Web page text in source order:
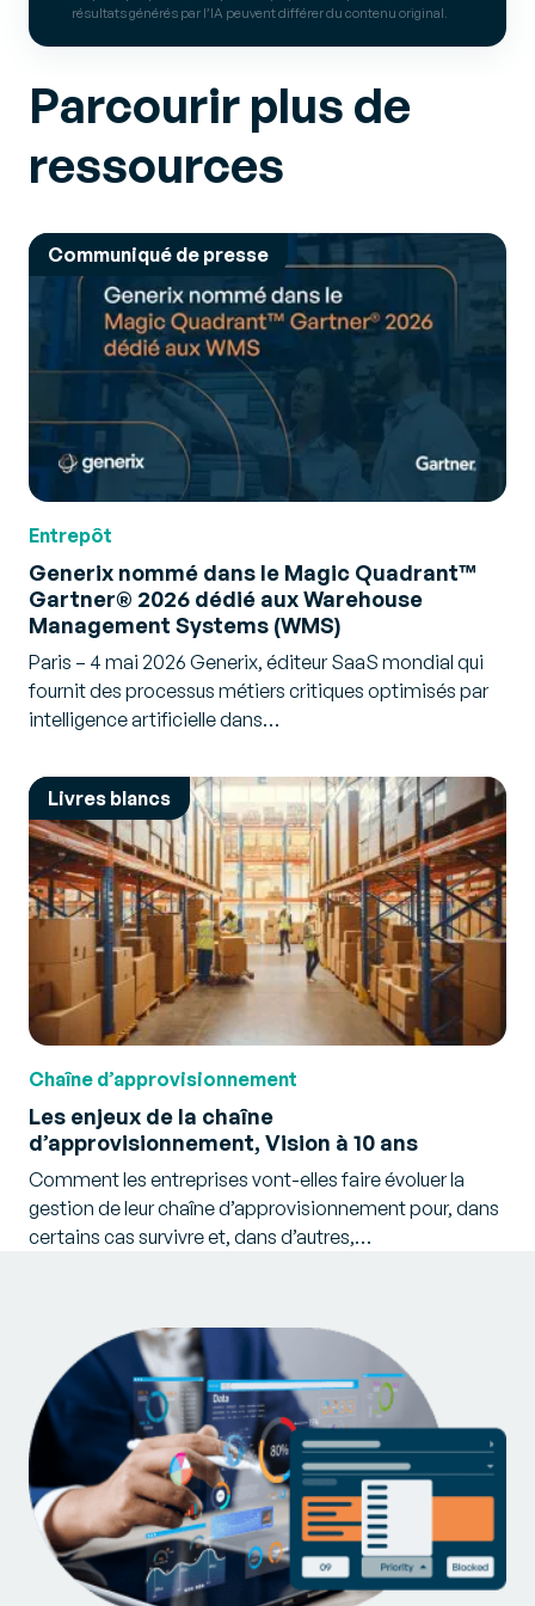
résultats générés par l’IA peuvent différer du contenu original.
Parcourir plus de
ressources
Communiqué de presse
Entrepôt
Generix nommé dans le Magic Quadrant™
Gartner® 2026 dédié aux Warehouse
Management Systems (WMS)
Paris – 4 mai 2026 Generix, éditeur SaaS mondial qui
fournit des processus métiers critiques optimisés par
intelligence artificielle dans…
Livres blancs
Chaîne d’approvisionnement
Les enjeux de la chaîne
d’approvisionnement, Vision à 10 ans
Comment les entreprises vont-elles faire évoluer la
gestion de leur chaîne d’approvisionnement pour, dans
certains cas survivre et, dans d’autres,…